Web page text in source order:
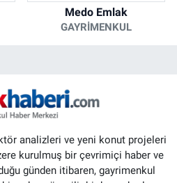
Medo Emlak
GAYRIMENKUL
analizleri ve yeni konut projeleri
kurulmuş bir çevrimiçi haber ve
günden itibaren, gayrimenkul